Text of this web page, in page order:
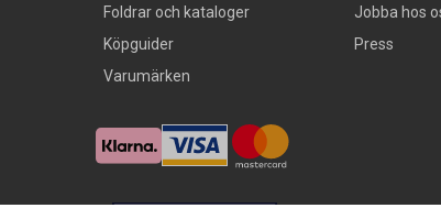
Foldrar och kataloger
Köpguider
Varumärken
Jobba hos
Press